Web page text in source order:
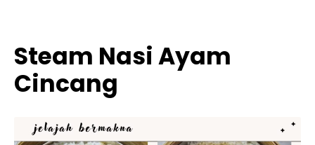
Steam Nasi Ayam
Cincang